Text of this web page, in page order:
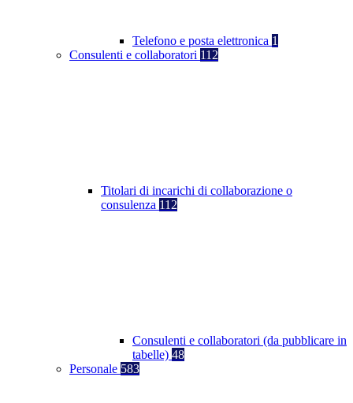
Telefono e posta elettronica 1
Consulenti e collaboratori 112
Titolari di incarichi di collaborazione o
consulenza 112
Consulenti e collaboratori (da pubblicare in
tabelle) 48
Personale 583